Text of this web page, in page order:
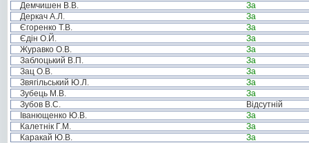
Демчишен В.В.
За
Деркач А.Л.
За
Єгоренко Т.В.
За
Єдін О.Й.
За
Журавко О.В.
За
Заблоцький В.П.
За
Зац О.В.
За
Звягільський Ю.Л.
За
Зубець М.В.
За
Зубов В.С.
Відсутній
Іванющенко Ю.В.
За
Калетнік Г.М.
За
Каракай Ю.В.
За